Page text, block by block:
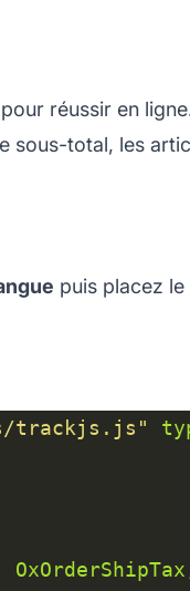
réussir en
total, les
puis placez le
trackjs.js"
OxOrderShipTax